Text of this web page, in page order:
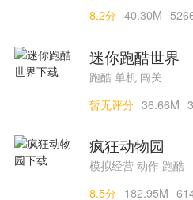
8.2分 40.30M
迷你跑酷世界
跑酷 单机 闯关
暂无评分 36.66M
疯狂动物园
模拟经营 动作 跑酷
8.5分 182.95M